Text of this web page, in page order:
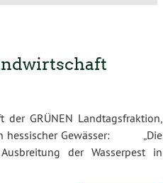
der GRÜNEN Landtagsfraktion,
hessischer Gewässer: „Die
der Wasserpest in